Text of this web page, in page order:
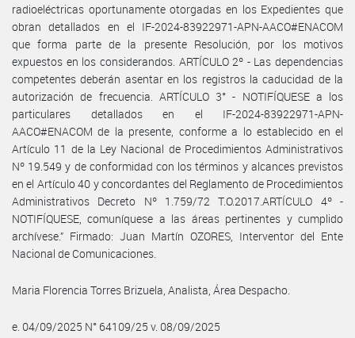
radioeléctricas oportunamente otorgadas en los Expedientes que
obran detallados en el IF-2024-83922971-APN-AACO#ENACOM
que forma parte de la presente Resolución, por los motivos
expuestos en los considerandos. ARTÍCULO 2º - Las dependencias
competentes deberán asentar en los registros la caducidad de la
autorización de frecuencia. ARTÍCULO 3° - NOTIFÍQUESE a los
particulares detallados en el IF-2024-83922971-APN-
AACO#ENACOM de la presente, conforme a lo establecido en el
Artículo 11 de la Ley Nacional de Procedimientos Administrativos
Nº 19.549 y de conformidad con los términos y alcances previstos
en el Artículo 40 y concordantes del Reglamento de Procedimientos
Administrativos Decreto Nº 1.759/72 T.O.2017.ARTÍCULO 4º -
NOTIFÍQUESE, comuníquese a las áreas pertinentes y cumplido
archívese.” Firmado: Juan Martín OZORES, Interventor del Ente
Nacional de Comunicaciones.
Maria Florencia Torres Brizuela, Analista, Área Despacho.
e. 04/09/2025 N° 64109/25 v. 08/09/2025